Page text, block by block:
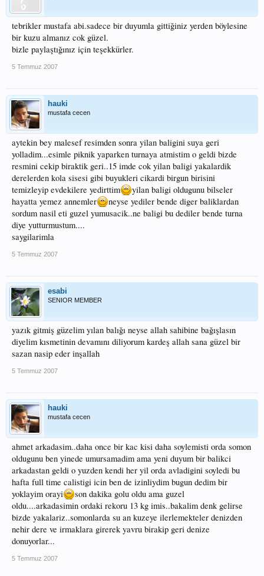
tebrikler mustafa abi.sadece bir duyumla gittiğiniz yerden böylesine
bir kuzu almanız cok güzel.
bizle paylaştığınız için teşekkürler.
5 Temmuz 2007
hauki
mustafa cecen
aytekin bey malesef resimden sonra yilan baligini suya geri
yolladim...esimle piknik yaparken turnaya atmistim o geldi bizde
resmini cekip biraktik geri..15 imde cok yilan baligi yakalardik
derelerden kola sisesi gibi buyukleri cikardi birgun birisini
temizleyip evdekilere yedirttim
yilan baligi oldugunu bilseler
hayatta yemez annemler
neyse yediler bende diger baliklardan
sordum nasil eti guzel yumusacik..ne baligi bu dediler bende turna
diye yutturmustum....
saygilarimla
5 Temmuz 2007
esabi
SENIOR MEMBER
yazık gitmiş güzelim yılan balığı neyse allah sahibine bağışlasın
diyelim kısmetinin devamını diliyorum kardeş allah sana güzel bir
sazan nasip eder inşallah
5 Temmuz 2007
hauki
mustafa cecen
ahmet arkadasim..daha once bir kac kisi daha soylemisti orda somon
oldugunu ben yinede umursamadim ama yeni duyum bir balikci
arkadastan geldi o yuzden kendi her yil orda avladigini soyledi bu
hafta full time calistigi icin ben de izinliydim bugun dedim bir
yoklayim orayi
son dakika golu oldu ama guzel
oldu....arkadasimin ordaki rekoru 13 kg imis..bakalim denk gelirse
bizde yakalariz..somonlarda su an kuzeye ilerlemekteler denizden
nehir dere ve irmaklara girerek yavru birakip geri denize
donuyorlar...
5 Temmuz 2007